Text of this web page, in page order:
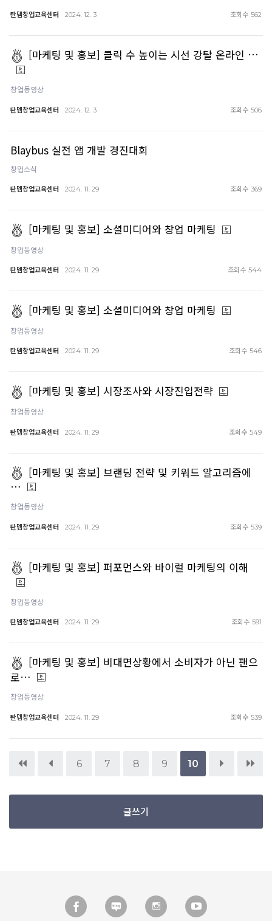
탄뎀창업교육센터 2024. 12. 3 조회수 562
[마케팅 및 홍보] 클릭 수 높이는 시선 강탈 온라인 …
창업동영상
탄뎀창업교육센터 2024. 12. 3 조회수 506
Blaybus 실전 앱 개발 경진대회
창업소식
탄뎀창업교육센터 2024. 11. 29 조회수 369
[마케팅 및 홍보] 소셜미디어와 창업 마케팅
창업동영상
탄뎀창업교육센터 2024. 11. 29 조회수 544
[마케팅 및 홍보] 소셜미디어와 창업 마케팅
창업동영상
탄뎀창업교육센터 2024. 11. 29 조회수 546
[마케팅 및 홍보] 시장조사와 시장진입전략
창업동영상
탄뎀창업교육센터 2024. 11. 29 조회수 549
[마케팅 및 홍보] 브랜딩 전략 및 키워드 알고리즘에
…
창업동영상
탄뎀창업교육센터 2024. 11. 29 조회수 539
[마케팅 및 홍보] 퍼포먼스와 바이럴 마케팅의 이해
창업동영상
탄뎀창업교육센터 2024. 11. 29 조회수 591
[마케팅 및 홍보] 비대면상황에서 소비자가 아닌 팬으
로…
창업동영상
탄뎀창업교육센터 2024. 11. 29 조회수 539
6 7 8 9 10
글쓰기